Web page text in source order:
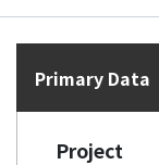
Statistics
Primary Data
Project